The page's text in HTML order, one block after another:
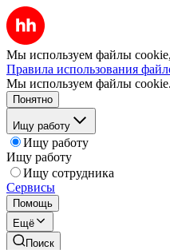
Мы используем файлы cookie,
Правила использования
Мы используем файлы cookie.
Понятно
Ищу работу
Ищу работу
Ищу работу
Ищу сотрудника
Сервисы
Помощь
Ещё
Поиск